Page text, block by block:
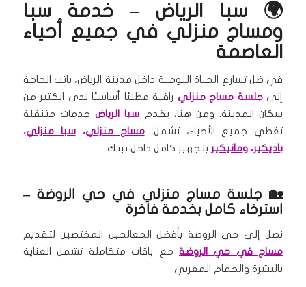
🌍 سبا الرياض – خدمة سبا
ومساج منزلي في جميع أحياء
العاصمة
في ظل تسارع الحياة اليومية داخل مدينة الرياض، باتت الحاجة
إلىجلسة مساج منزلي راقية مطلبًا أساسيًا لدى الكثير من
سكان المدينة. ومن هنا، يقدم سبا الرياضخدمات متنقلة
تغطي جميع الأحياء، تشمل:مساج منزلي،سبا منزلي،
باديكير، ومانيكير بتجهيز كامل داخل بيتك.
🏡 جلسة مساج منزلي في حي الروضة –
استرخاء كامل بخدمة فاخرة
نصل إلى حي الروضة بأفضل المعالجين المختصين لتقديم
مساج في حي الروضة مع باقات متكاملة تشمل العناية
بالبشرة والحمام المغربي.